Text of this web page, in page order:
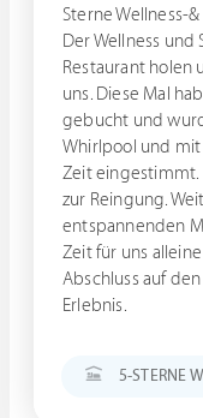
Sterne Wellness-
Der Wellness
Restaurant holen
uns. Diese Mal
gebucht und
Whirlpool und mit
Zeit eingestimmt.
zur Reingung.
entspannenden
Zeit für uns
Abschluss auf
Erlebnis.
5-STERNE